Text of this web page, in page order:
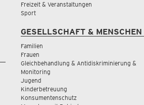
Freizeit & Veranstaltungen
Sport
GESELLSCHAFT & MENSCHEN
Familien
Frauen
Gleichbehandlung & Antidiskriminierung &
Monitoring
Jugend
Kinderbetreuung
Konsumentenschutz